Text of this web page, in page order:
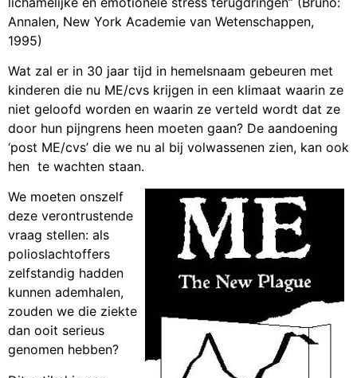
Annalen, New York Academie van Wetenschappen,
1995)
kinderen die nu ME/cvs krijgen in een klimaat waarin ze
niet geloofd worden en waarin ze verteld wordt dat ze
door hun pijngrens heen moeten gaan? De aandoening
‘post ME/cvs’ die we nu al bij volwassenen zien, kan ook
hen te wachten staan.
deze verontrustende
vraag stellen: als
polioslachtoffers
zelfstandig hadden
kunnen ademhalen,
zouden we die ziekte
dan ooit serieus
genomen hebben?